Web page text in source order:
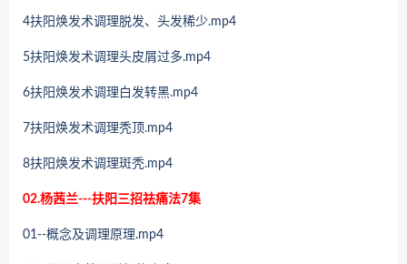
4扶阳焕发术调理脱发、头发稀少.mp4
5扶阳焕发术调理头皮屑过多.mp4
6扶阳焕发术调理白发转黑.mp4
7扶阳焕发术调理秃顶.mp4
8扶阳焕发术调理斑秃.mp4
02.杨茜兰---扶阳三招祛痛法7集
01--概念及调理原理.mp4